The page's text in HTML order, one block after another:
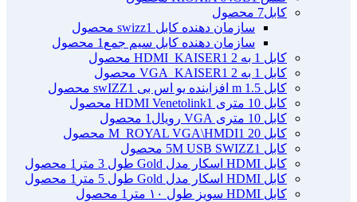
کابل7 محصول
سازمان دهنده کابل swizz 1 محصول
سازمان دهنده کابل سیم جمع 1 محصول
کابل 1 به 2 HDMI_KAISER
1 محصول
کابل 1 به 2 VGA_KAISER
1 محصول
کابل 1.5 m افزاینده یو اس بی swIZZ
1 محصول
کابل 10 متری HDMI Venetolink
1 محصول
کابل 10 متری VGA رویال
1 محصول
کابل 20 M_ROYAL VGA\HMDI
1 محصول
کابل 5M USB SWIZZ 1 محصول
کابل HDMI اسکار مدل Gold طول 3 متر
1 محصول
کابل HDMI اسکار مدل Gold طول 5 متر
1 محصول
کابل HDMI سویز طول ۱۰ متر
1 محصول